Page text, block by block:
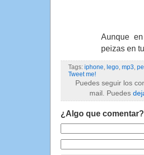
Aunque
peizas en
Tags: iphone, lego, mp3,
Tweet me!
Puedes seguir los
mail. Puedes
¿Algo que comentar?